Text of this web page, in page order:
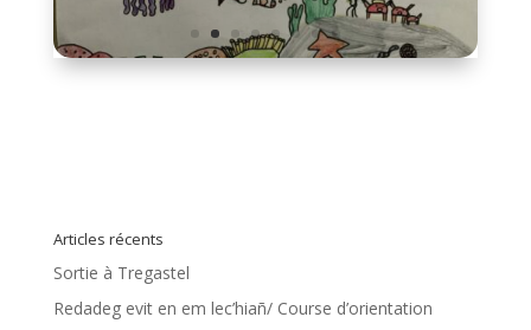
Articles récents
Sortie à Tregastel
Redadeg evit en em lec’hiañ/ Course d’orientation